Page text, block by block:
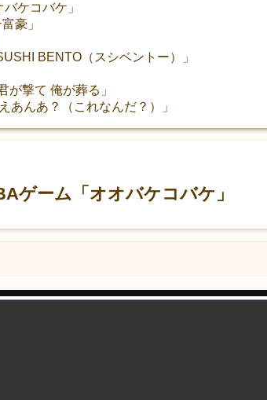
ケコバケ」
豪」
BENTO（スシベントー）」
撃て 俺が葬る」
んあ？（これなんだ？）」
ゲーム「オオバケコバケ」